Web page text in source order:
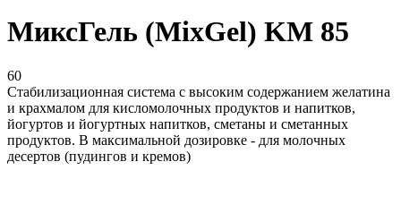
МиксГель (MixGel) KM 85
60
Стабилизационная система с высоким содержанием желатина
и крахмалом для кисломолочных продуктов и напитков,
йогуртов и йогуртных напитков, сметаны и сметанных
продуктов. В максимальной дозировке - для молочных
десертов (пудингов и кремов)